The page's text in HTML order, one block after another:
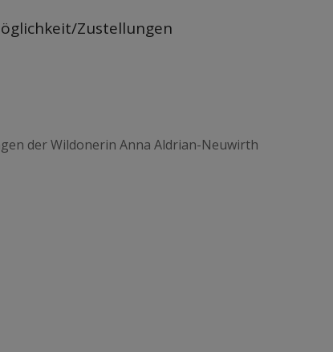
Zustellungen
der Wildonerin Anna Aldrian-Neuwirth